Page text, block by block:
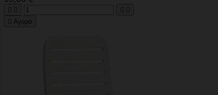
   
 Αγορά